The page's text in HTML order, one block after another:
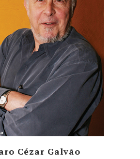
Cézar Galvão